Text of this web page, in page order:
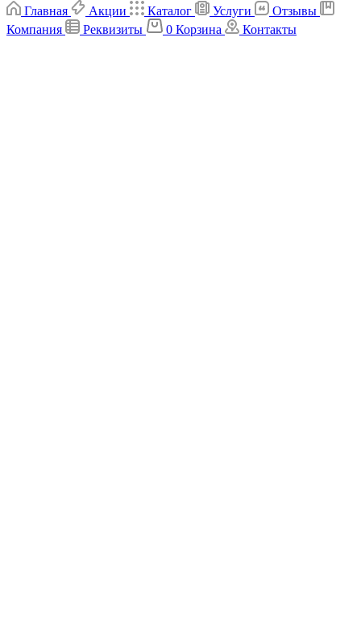
Главная
Акции Каталог Услуги
Отзывы
Компания
Реквизиты 0 Корзина Контакты